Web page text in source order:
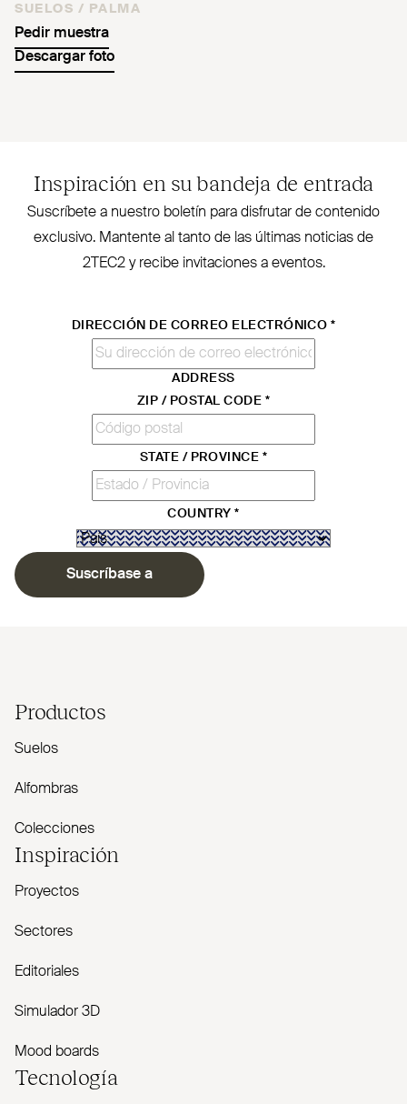
SUELOS / PALMA
Pedir muestra
Descargar foto
Inspiración en su bandeja de entrada
Sus­críbete a nuestro boletín para disfrutar de contenido
exclusivo. Mantente al tanto de las últimas noticias de
2TEC2y recibe invi­taciones a eventos.
DIRECCIÓN DE CORREO ELECTRÓNICO *
ADDRESS
ZIP / POSTAL CODE *
STATE / PROVINCE *
COUNTRY*
Suscríbase a
Productos
Suelos
Alfombras
Colecciones
Inspiración
Proyectos
Sectores
Editoriales
Simulador 3D
Mood boards
Tecnología